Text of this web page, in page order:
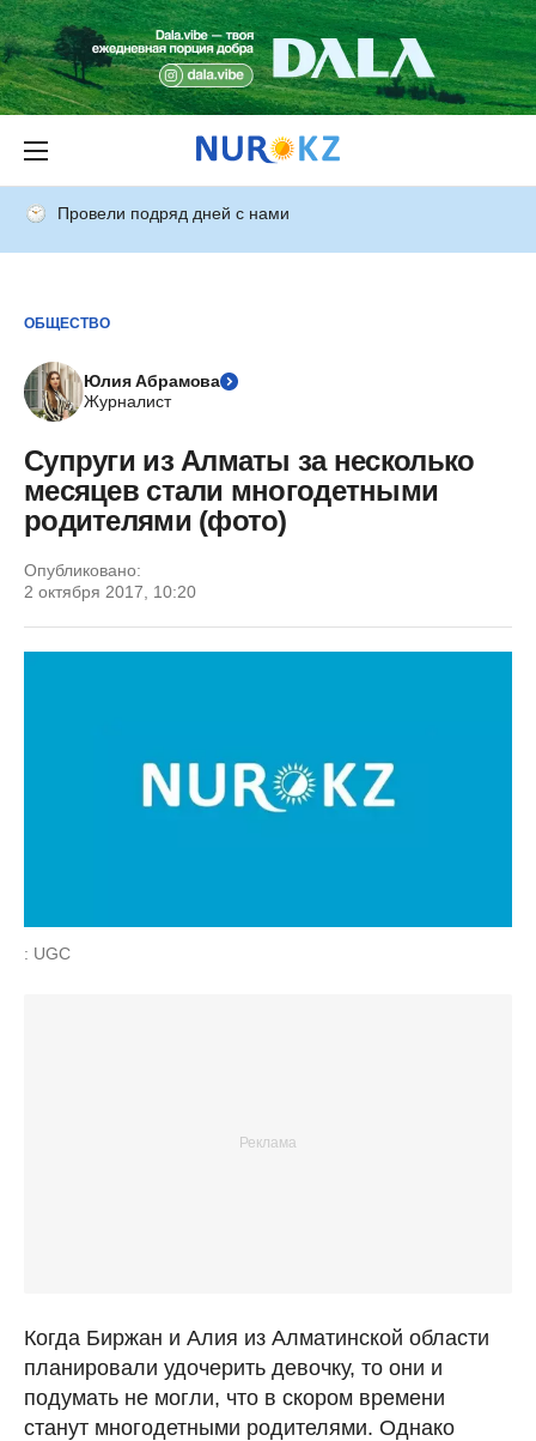
Провели подряд дней с нами
ОБЩЕСТВО
Юлия Абрамова
Журналист
Супруги из Алматы за несколько
месяцев стали многодетными
родителями (фото)
Опубликовано:
2 октября 2017, 10:20
: UGC
Когда Биржан и Алия из Алматинской области
планировали удочерить девочку, то они и
подумать не могли, что в скором времени
станут многодетными родителями. Однако